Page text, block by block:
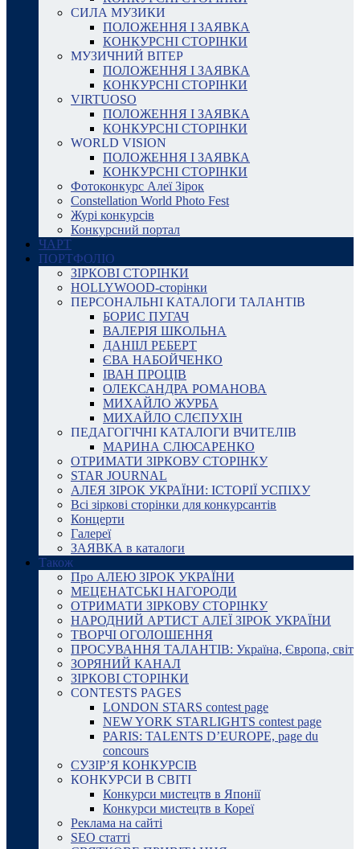
СИЛА МУЗИКИ
ПОЛОЖЕННЯ І ЗАЯВКА
КОНКУРСНІ СТОРІНКИ
МУЗИЧНИЙ ВІТЕР
ПОЛОЖЕННЯ І ЗАЯВКА
КОНКУРСНІ СТОРІНКИ
VIRTUOSO
ПОЛОЖЕННЯ І ЗАЯВКА
КОНКУРСНІ СТОРІНКИ
WORLD VISION
ПОЛОЖЕННЯ І ЗАЯВКА
КОНКУРСНІ СТОРІНКИ
Фотоконкурс Алеї Зірок
Constellation World Photo Fest
Журі конкурсів
Конкурсний портал
ЧАРТ
ПОРТФОЛІО
ЗІРКОВІ СТОРІНКИ
HOLLYWOOD-сторінки
ПЕРСОНАЛЬНІ КАТАЛОГИ ТАЛАНТІВ
БОРИС ПУГАЧ
ВАЛЕРІЯ ШКОЛЬНА
ДАНІІЛ РЕБЕРТ
ЄВА НАБОЙЧЕНКО
ІВАН ПРОЦІВ
ОЛЕКСАНДРА РОМАНОВА
МИХАЙЛО ЖУРБА
МИХАЙЛО СЛЄПУХІН
ПЕДАГОГІЧНІ КАТАЛОГИ ВЧИТЕЛІВ
МАРИНА СЛЮСАРЕНКО
ОТРИМАТИ ЗІРКОВУ СТОРІНКУ
STAR JOURNAL
АЛЕЯ ЗІРОК УКРАЇНИ: ІСТОРІЇ УСПІХУ
Всі зіркові сторінки для конкурсантів
Концерти
Галереї
ЗАЯВКА в каталоги
Також
Про АЛЕЮ ЗІРОК УКРАЇНИ
МЕЦЕНАТСЬКІ НАГОРОДИ
ОТРИМАТИ ЗІРКОВУ СТОРІНКУ
НАРОДНИЙ АРТИСТ АЛЕЇ ЗІРОК УКРАЇНИ
ТВОРЧІ ОГОЛОШЕННЯ
ПРОСУВАННЯ ТАЛАНТІВ: Україна, Європа, світ
ЗОРЯНИЙ КАНАЛ
ЗІРКОВІ СТОРІНКИ
CONTESTS PAGES
LONDON STARS contest page
NEW YORK STARLIGHTS contest page
PARIS: TALENTS D’EUROPE, page du
concours
СУЗІР’Я КОНКУРСІВ
КОНКУРСИ В СВІТІ
Конкурси мистецтв в Японії
Конкурси мистецтв в Кореї
Реклама на сайті
SEO статті